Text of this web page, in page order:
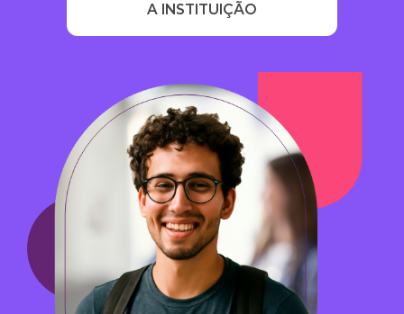
A INSTITUIÇÃO